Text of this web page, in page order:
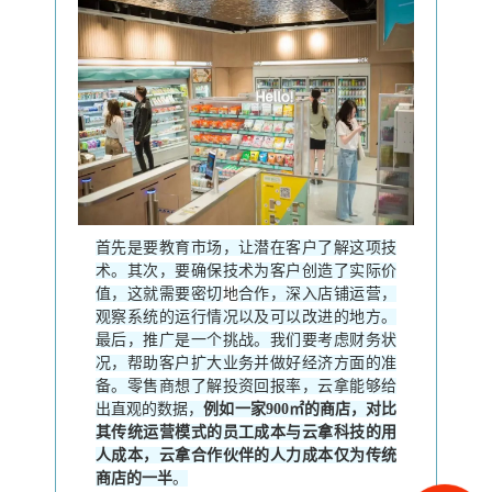
首先是要教育市场，让潜在客户了解这项技
术。 其次，要确保技术为客户创造了实际价
值，这就需要密切地合作，深入店铺运营，
观察系统的运行情况以及可以改进的地方。
最后，推广是一个挑战。 我们要考虑财务状
况，帮助客户扩大业务并做好经济方面的准
备。 零售商想了解投资回报率，云拿能够给
出直观的数据，例如一家900㎡的商店，对比
其传统运营模式的员工成本与云拿科技的用
人成本，云拿合作伙伴的人力成本仅为传统
商店的一半。